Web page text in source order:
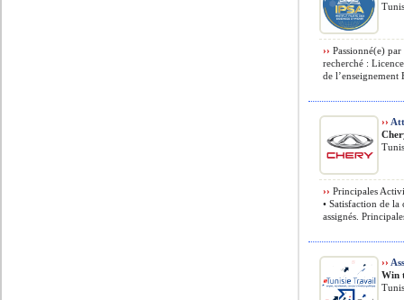
›› Passionné(e)
recherché :
de
››
›› Principales
• Satisfaction de
assignés.
››
Win